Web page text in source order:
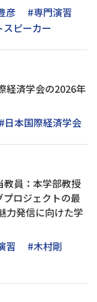
彦
#専門演習
ピーカー
経済学会の2026年
#日本国際経済学会
教員：本学部教授
ロジェクトの最
力発信に向けた学
習
#木村剛